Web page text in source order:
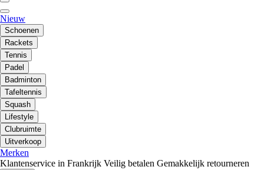
Nieuw
Schoenen
Rackets
Tennis
Padel
Badminton
Tafeltennis
Squash
Lifestyle
Clubruimte
Uitverkoop
Merken
Klantenservice in Frankrijk Veilig betalen Gemakkelijk retourneren